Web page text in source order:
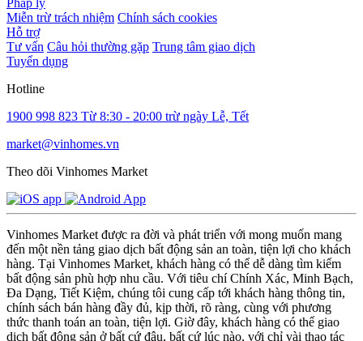
Pháp lý
Miễn trừ trách nhiệm Chính sách cookies
Hỗ trợ
Tư vấn Câu hỏi thường gặp Trung tâm giao dịch
Tuyển dụng
Hotline
1900 998 823 Từ 8:30 - 20:00 trừ ngày Lễ, Tết
market@vinhomes.vn
Theo dõi Vinhomes Market
Vinhomes Market được ra đời và phát triển với mong muốn mang
đến một nền tảng giao dịch bất động sản an toàn, tiện lợi cho khách
hàng. Tại Vinhomes Market, khách hàng có thể dễ dàng tìm kiếm
bất động sản phù hợp nhu cầu. Với tiêu chí Chính Xác, Minh Bạch,
Đa Dạng, Tiết Kiệm, chúng tôi cung cấp tới khách hàng thông tin,
chính sách bán hàng đầy đủ, kịp thời, rõ ràng, cùng với phương
thức thanh toán an toàn, tiện lợi. Giờ đây, khách hàng có thể giao
dịch bất động sản ở bất cứ đâu, bất cứ lúc nào, với chỉ vài thao tác